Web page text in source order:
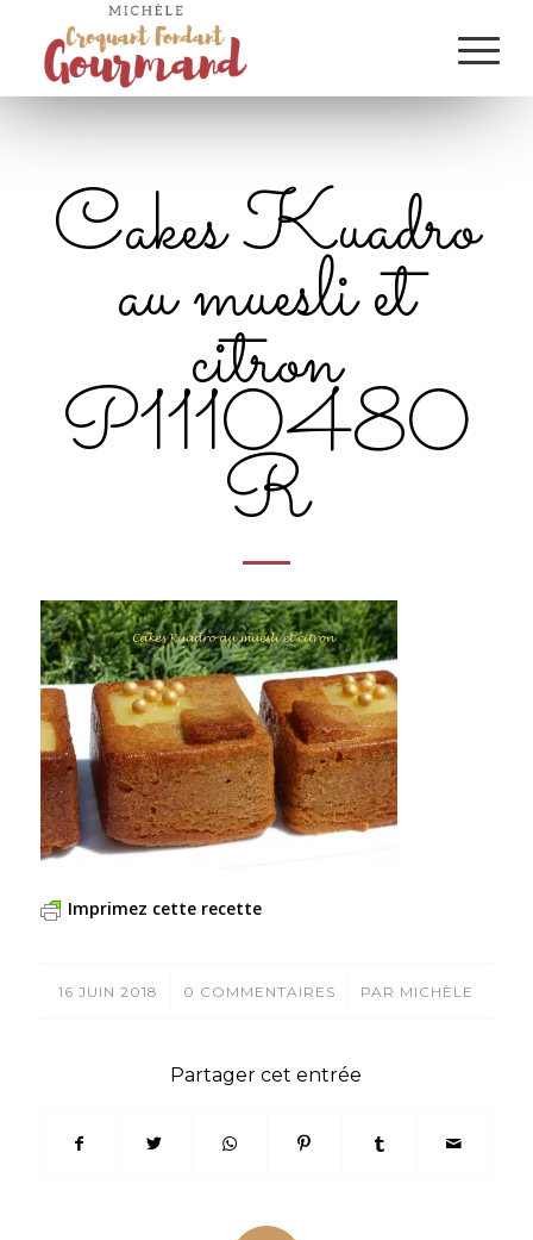
Cakes Kuadro
au muesli et
citron
P1110480
R
Imprimez cette recette
16 JUIN 2018
/ 0 COMMENTAIRES
/ PAR MICHÈLE
Partager cet entrée